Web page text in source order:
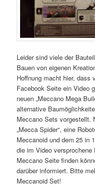
Leider sind viele der
Bauen von eigenen
Hoffnung macht hier, dass
Facebook Seite ein Video
neuen „Meccano Mega
alternative
Meccano Sets vorgestellt.
„Mecca Spider“, eine
Meccanoid und dem 25 in
die im Video
Meccano Seite finden
darüber informiert. Bitte
Meccanoid Set!